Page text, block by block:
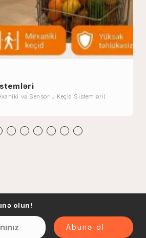
və Sensorlu Keçid Sistemləri)
olun!
Abunə ol